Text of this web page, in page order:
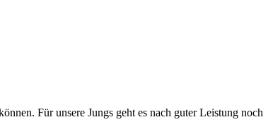
Für unsere Jungs geht es nach guter Leistung noch